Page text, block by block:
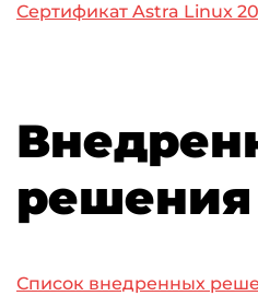
Сертификат Astra Linux
решения
Список внедренных